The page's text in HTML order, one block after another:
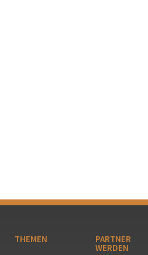
THEMEN PARTNER
WERDEN